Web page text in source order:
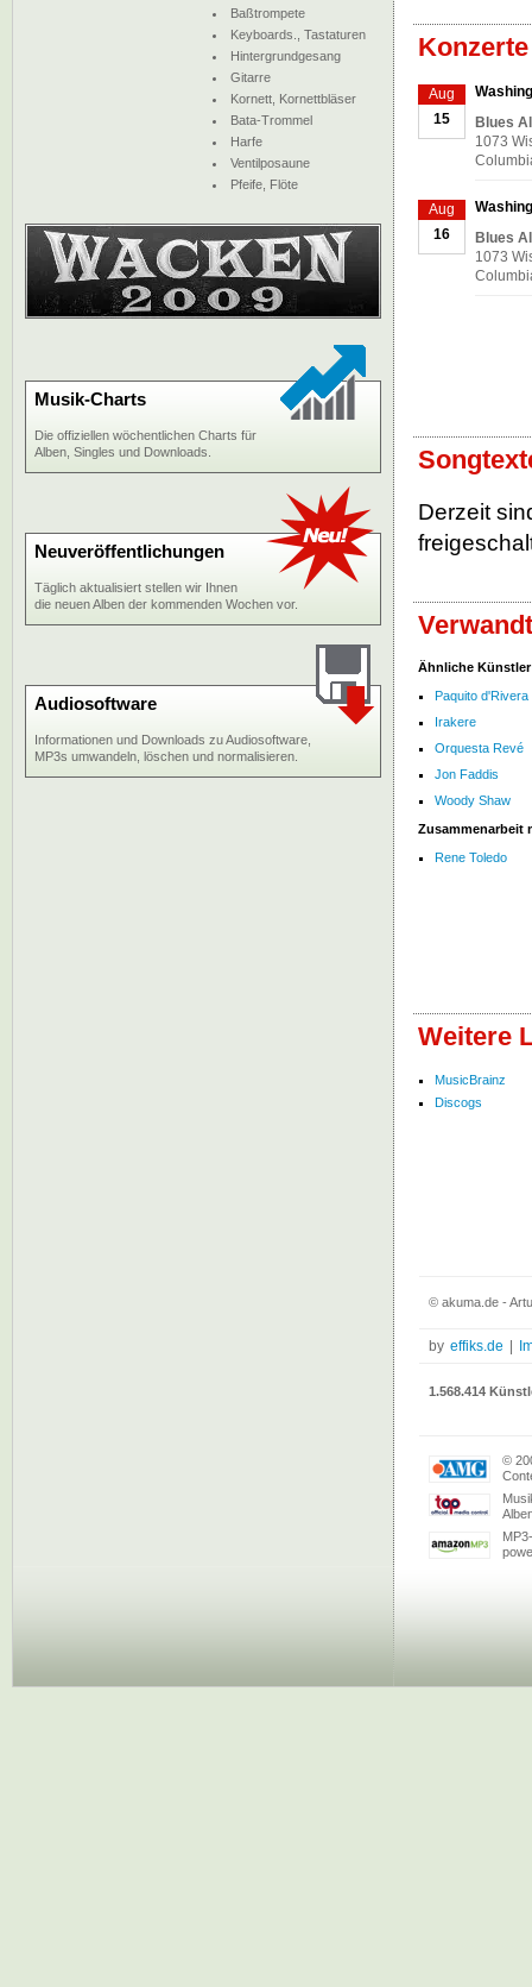
Aug
15
Blues
1073
Aug
16
Blues
1073
Derzeit
Ähnliche Künstler
Paquito d'Rivera
Irakere
Orquesta Revé
Jon Faddis
Woody Shaw
Zusammenarbeit
Rene Toledo
Weitere
MusicBrainz
Discogs
Baßtrompete
Keyboards., Tastaturen
Hintergrundgesang
Gitarre
Kornett, Kornettbläser
Bata-Trommel
Harfe
Ventilposaune
Pfeife, Flöte
Musik-Charts
Die offiziellen wöchentlichen Charts für
Alben, Singles und Downloads.
Neuveröffentlichungen
Täglich aktualisiert stellen wir Ihnen
die neuen Alben der kommenden Wochen vor.
Audiosoftware
Informationen und Downloads zu Audiosoftware,
MP3s umwandeln, löschen und normalisieren.
© akuma.de -
by effiks.de
1.568.414
©